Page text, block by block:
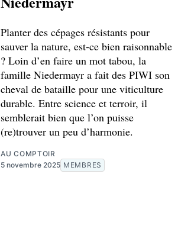
Planter des cépages résistants pour
sauver la nature, est-ce bien raisonnable
? Loin d’en faire un mot tabou, la
famille Niedermayr a fait des PIWI son
cheval de bataille pour une viticulture
durable. Entre science et terroir, il
semblerait bien que l’on puisse
(re)trouver un peu d’harmonie.
AU COMPTOIR
5 novembre 2025 MEMBRES